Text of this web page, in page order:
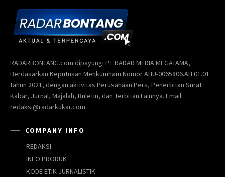
RADARBONTANG.com dipayungi PT RADAR MEDIA MEGATAMA,
Berdasarkan Keputusan Menkumham Nomor AHU-0065806.AH.01.01
tahun 2021, dengan aktivitas Perusahaan Pers, Penerbitan Surat
Kabar, Jurnal, Majalah, Buletin, dan Terbitan Lainnya. Email:
redaksi@radarkukar.com
COMPANY INFO
REDAKSI
INFO PRODUK
KODE ETIK JURNALISTIK